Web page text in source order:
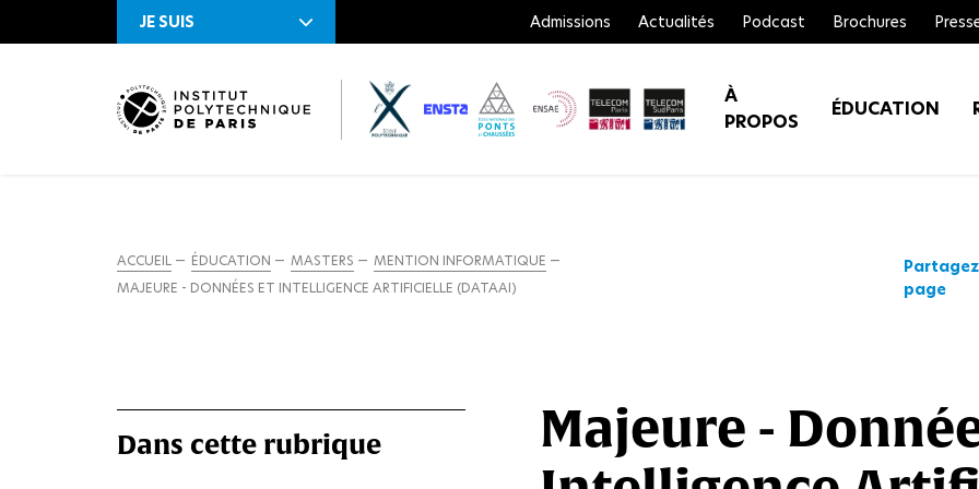
JE SUIS Admissions Actualités Podcast Brochures
À
PROPOS
ÉDUCATION
ACCUEIL ÉDUCATION MASTERS
MENTION INFORMATIQUE
MAJEURE - DONNÉES ET INTELLIGENCE ARTIFICIELLE (DATAAI)
page
Dans cette rubrique
Majeure -